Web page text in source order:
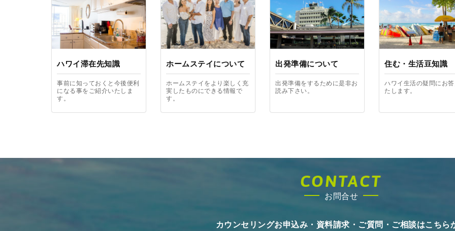
ハワイ滞在先知識
事前に知っておくと今後便利
になる事をご紹介いたしま
す。
ホームステイについて
ホームステイをより楽しく充
実したものにできる情報で
す。
出発準備について
出発準備をするために是非お
読み下さい。
住む・生活豆知識
ハワイ生活の疑問にお
たします。
CONTACT
お問合せ
カウンセリングお申込み・資料請求・ ご質問・ご相談はこちら